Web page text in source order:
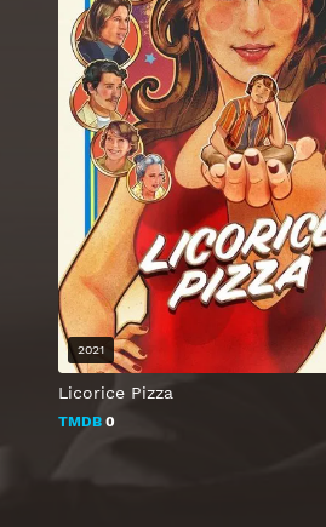
Licorice Pizza
TMDB 0
2021